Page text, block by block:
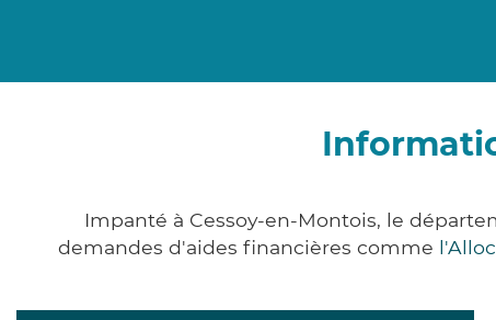
Impanté à Cessoy-en-Montois, le
demandes d'aides financières comme